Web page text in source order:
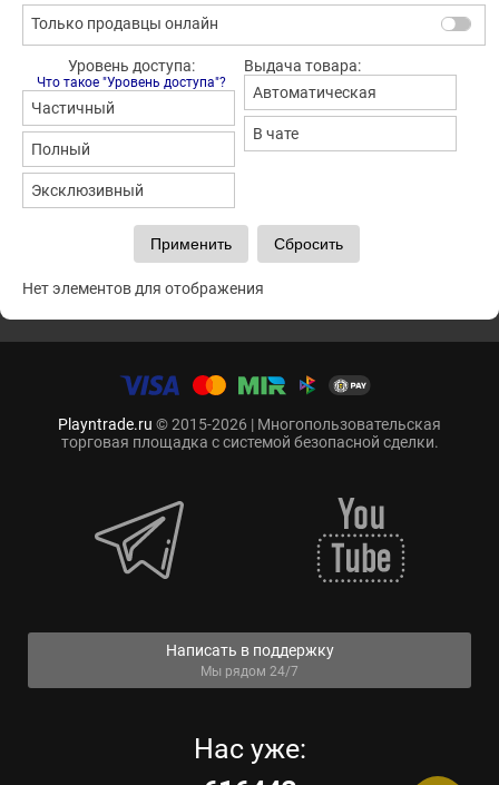
Только продавцы онлайн
Уровень доступа:
Что такое "Уровень доступа"?
Частичный
Полный
Эксклюзивный
Выдача товара:
Автоматическая
В чате
Нет элементов для отображения
Playntrade.ru © 2015-2026 | Многопользовательская
торговая площадка с системой безопасной сделки.
Написать в поддержку
Мы рядом 24/7
Нас уже: